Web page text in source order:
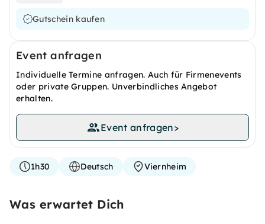
Gutschein kaufen
Event anfragen
Individuelle Termine anfragen. Auch für Firmenevents
oder private Gruppen. Unverbindliches Angebot
erhalten.
Event anfragen>
1h30 Deutsch Viernheim
Was erwartet Dich